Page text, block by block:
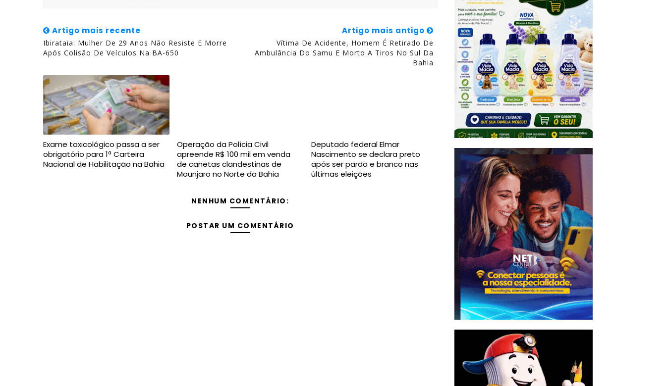
Artigo mais recente
Ibirataia: Mulher De 29 Anos Não Resiste E Morre
Após Colisão De Veículos Na BA-650
Artigo mais antigo
Vítima De Acidente, Homem É Retirado De
Ambulância Do Samu E Morto A Tiros No Sul Da
Bahia
Exame toxicológico passa a ser
obrigatório para 1ª Carteira
Nacional de Habilitação na Bahia
Operação da Polícia Civil
apreende R$ 100 mil em venda
de canetas clandestinas de
Mounjaro no Norte da Bahia
Deputado federal Elmar
Nascimento se declara preto
após ser pardo e branco nas
últimas eleições
NENHUM COMENTÁRIO:
POSTAR UM COMENTÁRIO